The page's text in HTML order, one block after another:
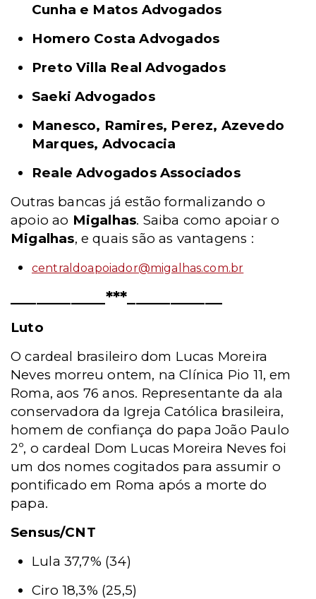
Cunha e Matos Advogados
Homero Costa Advogados
Preto Villa Real Advogados
Saeki Advogados
Manesco, Ramires, Perez, Azevedo
Marques, Advocacia
Reale Advogados Associados
Outras bancas já estão formalizando o
apoio ao Migalhas. Saiba como apoiar o
Migalhas, e quais são as vantagens :
centraldoapoiador@migalhas.com.br
___________***___________
Luto
O cardeal brasileiro dom Lucas Moreira
Neves morreu ontem, na Clínica Pio 11, em
Roma, aos 76 anos. Representante da ala
conservadora da Igreja Católica brasileira,
homem de confiança do papa João Paulo
2º, o cardeal Dom Lucas Moreira Neves foi
um dos nomes cogitados para assumir o
pontificado em Roma após a morte do
papa.
Sensus/CNT
Lula 37,7% (34)
Ciro 18,3% (25,5)